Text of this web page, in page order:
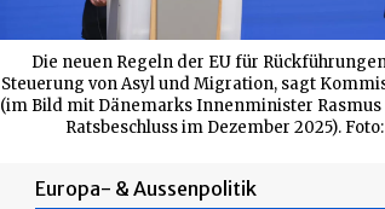
Die neuen Regeln der EU für
Steuerung von Asyl und Migration, sagt
(im Bild mit Dänemarks Innenminister
Ratsbeschluss im Dezember 2025).
Europa- & Aussenpolitik